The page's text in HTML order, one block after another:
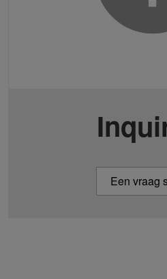
Een vraag